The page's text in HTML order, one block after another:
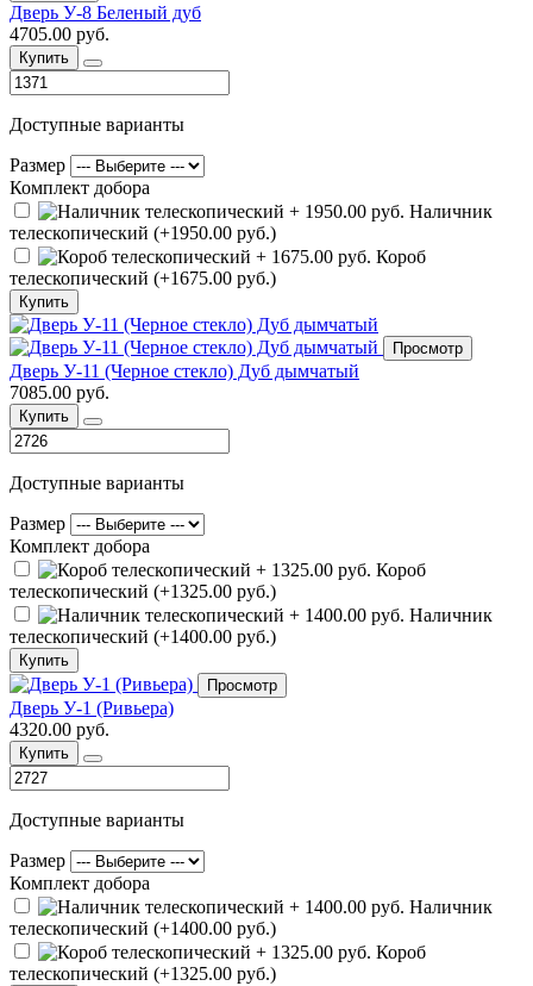
Дверь У-8 Беленый дуб
4705.00 руб.
Купить
Доступные варианты
Размер
Комплект добора
Наличник
телескопический (+1950.00 руб.)
Короб
телескопический (+1675.00 руб.)
Купить
Просмотр
Дверь У-11 (Черное стекло) Дуб дымчатый
7085.00 руб.
Купить
Доступные варианты
Размер
Комплект добора
Короб
телескопический (+1325.00 руб.)
Наличник
телескопический (+1400.00 руб.)
Купить
Просмотр
Дверь У-1 (Ривьера)
4320.00 руб.
Купить
Доступные варианты
Размер
Комплект добора
Наличник
телескопический (+1400.00 руб.)
Короб
телескопический (+1325.00 руб.)